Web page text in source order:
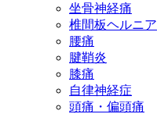
坐骨神経痛
椎間板ヘルニア
腰痛
腱鞘炎
膝痛
自律神経症
頭痛・偏頭痛